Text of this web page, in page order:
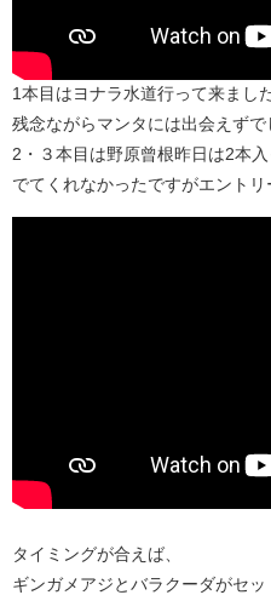
1本目はヨナラ水道行って来まし
残念ながらマンタには出会えずで
2・３本目は野原曾根昨日は2本
でてくれなかったですがエント
タイミングが合えば、
ギンガメアジとバラクーダがセッ